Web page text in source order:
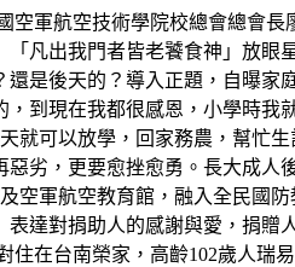
空軍航空技術學院校總會總會
凡出我門者皆老饕食神」放
是後天的？導入正題，自曝
到現在我都很感恩，小學時
就可以放學，回家務農，幫忙
劣，更要愈挫愈勇。長大成
空軍航空教育館，融入全民國
達對捐助人的感謝與愛，捐
在台南榮家，高齡102歲人